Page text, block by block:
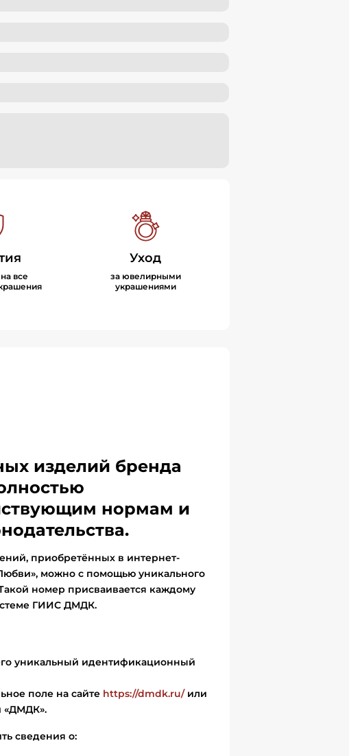
все
Уход
за ювелирными
украшениями
изделий бренда
нормам и
приобретённых в интернет-
можно с помощью уникального
номер присваивается каждому
ГИИС ДМДК.
уникальный идентификационный
поле на сайте https://dmdk.ru/или
«ДМДК».
сведения о: